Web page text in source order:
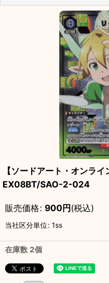
【ソードアート・オンラ
EX08BT/SAO-2-024
販売価格: 900円(税込)
当社区分単位: 1ss
在庫数 2個